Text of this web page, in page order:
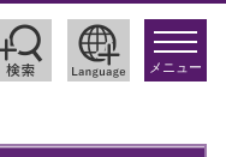
toggle
メニュー